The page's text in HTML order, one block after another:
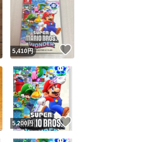
このユーザーは設定した発送日数内に発送しています
いいね！
5,410円
いいね！
5,200円